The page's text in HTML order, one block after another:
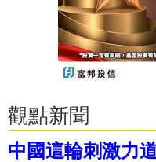
觀點新聞
中國這輪刺激力